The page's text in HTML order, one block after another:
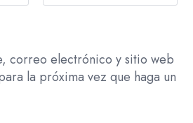
correo electrónico y sitio web
la próxima vez que haga un